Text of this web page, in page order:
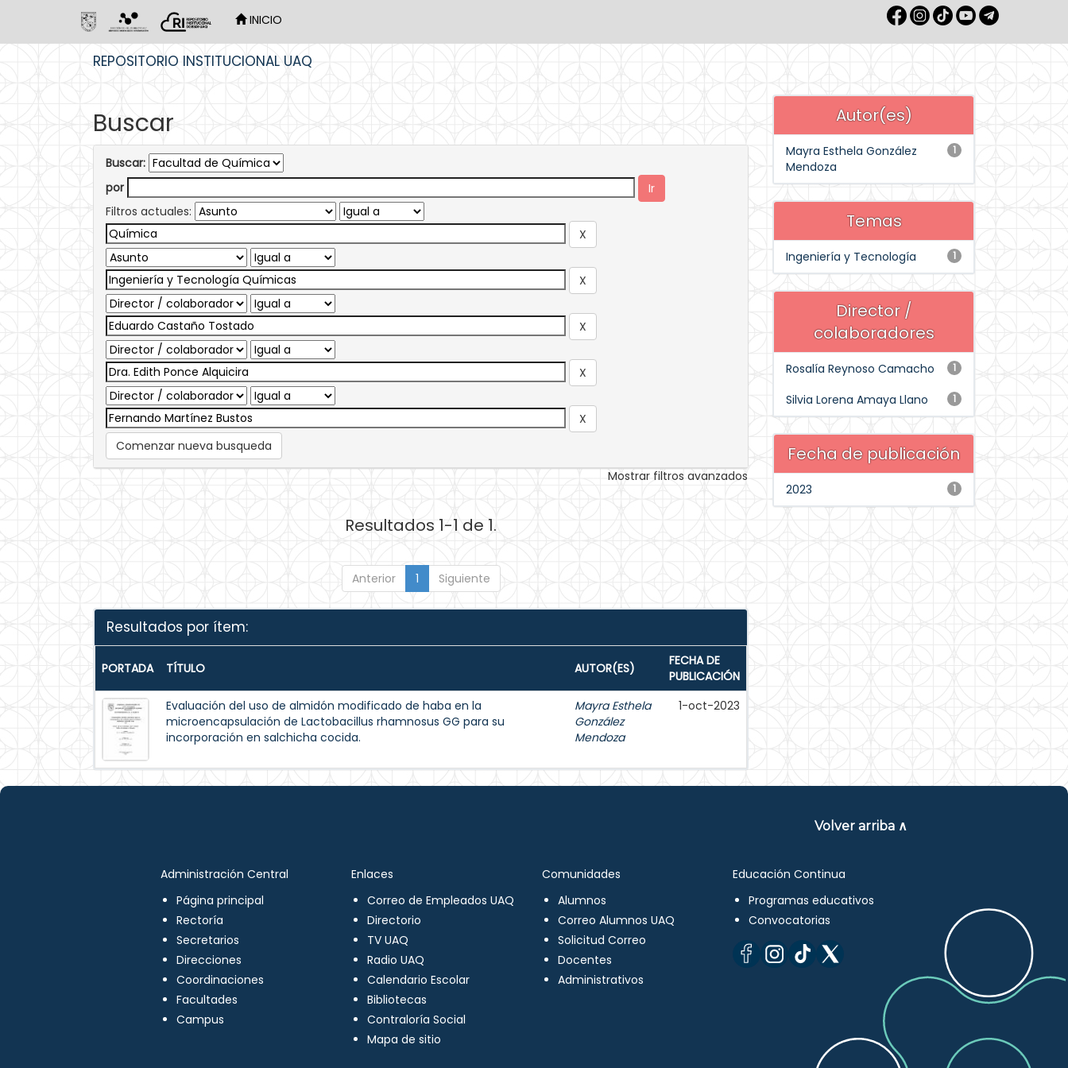
INICIO
REPOSITORIO INSTITUCIONAL UAQ
Buscar
Buscar:
por
Filtros actuales:
Comenzar nueva busqueda
Mostrar filtros avanzados
Resultados 1-1 de 1.
Anterior 1 Siguiente
Resultados por ítem:
PORTADA TÍTULO AUTOR(ES)
FECHA DE
PUBLICACIÓN
Evaluación del uso de almidón modificado de haba en la
microencapsulación de Lactobacillus rhamnosus GG para su
incorporación en salchicha cocida.
Mayra Esthela
González
Mendoza
1-oct-2023
Autor(es)
1
Mayra Esthela González
Mendoza
Temas
1
Ingeniería y Tecnología
Director /
colaboradores
1
Rosalía Reynoso Camacho
1
Silvia Lorena Amaya Llano
Fecha de publicación
1
2023
Volver arriba ∧
Administración Central
Página principal
Rectoría
Secretarios
Direcciones
Coordinaciones
Facultades
Campus
Enlaces
Correo de Empleados UAQ
Directorio
TV UAQ
Radio UAQ
Calendario Escolar
Bibliotecas
Contraloría Social
Mapa de sitio
Comunidades
Alumnos
Correo Alumnos UAQ
Solicitud Correo
Docentes
Administrativos
Educación Continua
Programas educativos
Convocatorias